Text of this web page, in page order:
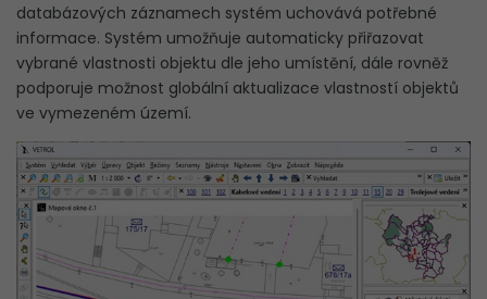
KONTAKT
Hledat
na
webu
Hledat
na
webu
databázových záznamech systém uchovává potřebné
informace. Systém umožňuje automaticky přiřazovat
vybrané vlastnosti objektu dle jeho umístění, dále rovněž
podporuje možnost globální aktualizace vlastností objektů
ve vymezeném území.